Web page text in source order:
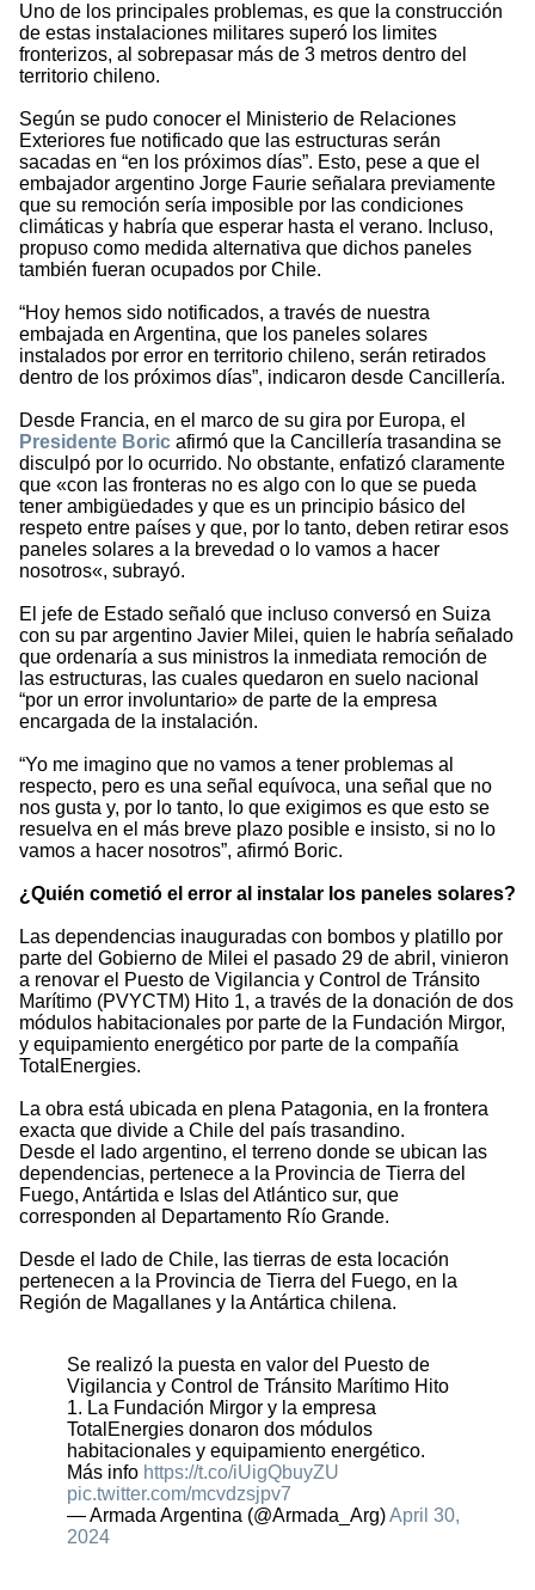
Uno de los principales problemas, es que la construcción
de estas instalaciones militares superó los limites
fronterizos, al sobrepasar más de 3 metros dentro del
territorio chileno.
Según se pudo conocer el Ministerio de Relaciones
Exteriores fue notificado que las estructuras serán
sacadas en “en los próximos días”. Esto, pese a que el
embajador argentino Jorge Faurie señalara previamente
que su remoción sería imposible por las condiciones
climáticas y habría que esperar hasta el verano. Incluso,
propuso como medida alternativa que dichos paneles
también fueran ocupados por Chile.
“Hoy hemos sido notificados, a través de nuestra
embajada en Argentina, que los paneles solares
instalados por error en territorio chileno, serán retirados
dentro de los próximos días”, indicaron desde Cancillería.
Desde Francia, en el marco de su gira por Europa, el
Presidente Boric afirmó que la Cancillería trasandina se
disculpó por lo ocurrido. No obstante, enfatizó claramente
que «con las fronteras no es algo con lo que se pueda
tener ambigüedades y que es un principio básico del
respeto entre países y que, por lo tanto, deben retirar esos
paneles solares a la brevedad o lo vamos a hacer
nosotros«, subrayó.
El jefe de Estado señaló que incluso conversó en Suiza
con su par argentino Javier Milei, quien le habría señalado
que ordenaría a sus ministros la inmediata remoción de
las estructuras, las cuales quedaron en suelo nacional
“por un error involuntario» de parte de la empresa
encargada de la instalación.
“Yo me imagino que no vamos a tener problemas al
respecto, pero es una señal equívoca, una señal que no
nos gusta y, por lo tanto, lo que exigimos es que esto se
resuelva en el más breve plazo posible e insisto, si no lo
vamos a hacer nosotros”, afirmó Boric.
¿Quién cometió el error al instalar los paneles solares?
Las dependencias inauguradas con bombos y platillo por
parte del Gobierno de Milei el pasado 29 de abril, vinieron
a renovar el Puesto de Vigilancia y Control de Tránsito
Marítimo (PVYCTM) Hito 1, a través de la donación de dos
módulos habitacionales por parte de la Fundación Mirgor,
y equipamiento energético por parte de la compañía
TotalEnergies.
La obra está ubicada en plena Patagonia, en la frontera
exacta que divide a Chile del país trasandino.
Desde el lado argentino, el terreno donde se ubican las
dependencias, pertenece a la Provincia de Tierra del
Fuego, Antártida e Islas del Atlántico sur, que
corresponden al Departamento Río Grande.
Desde el lado de Chile, las tierras de esta locación
pertenecen a la Provincia de Tierra del Fuego, en la
Región de Magallanes y la Antártica chilena.
Se realizó la puesta en valor del Puesto de
Vigilancia y Control de Tránsito Marítimo Hito
1. La Fundación Mirgor y la empresa
TotalEnergies donaron dos módulos
habitacionales y equipamiento energético.
Más info https://t.co/iUigQbuyZU
pic.twitter.com/mcvdzsjpv7
— Armada Argentina (@Armada_Arg)April 30,
2024